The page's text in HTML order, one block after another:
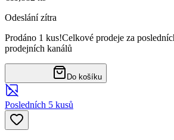
Odeslání zítra
Prodáno 1 kus!Celkové prodeje za
prodejních kanálů
Do košíku
Posledních 5 kusů